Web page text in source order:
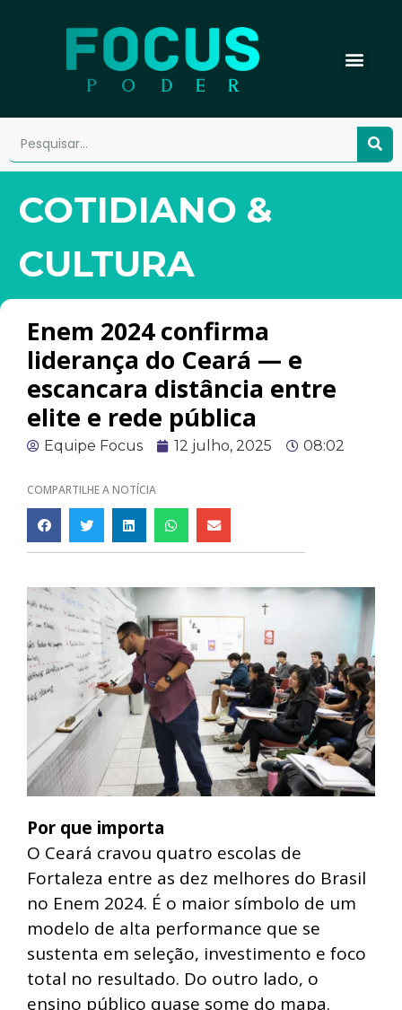
COTIDIANO &
CULTURA
Enem 2024 confirma
liderança do Ceará — e
escancara distância entre
elite e rede pública
Equipe Focus 12 julho, 2025 08:02
COMPARTILHE A NOTÍCIA
Por que importa
O Ceará cravou quatro escolas de
Fortaleza entre as dez melhores do Brasil
no Enem 2024. É o maior símbolo de um
modelo de alta performance que se
sustenta em seleção, investimento e foco
total no resultado. Do outro lado, o
ensino público quase some do mapa.